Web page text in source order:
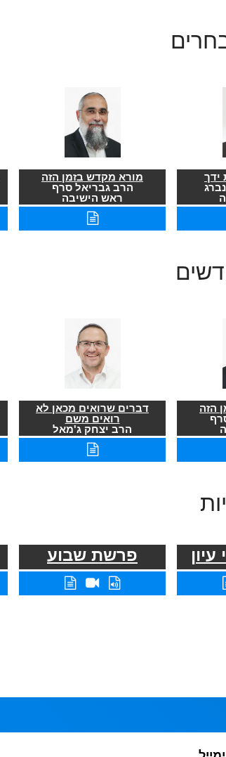
מורא מקדש בזמן הזה
הרב גבריאל סרף
ראש הישיבה
הזה
דברים שרואים מכאן לא
רואים משם
הרב יצחק ג'מאל
פרשת שבוע